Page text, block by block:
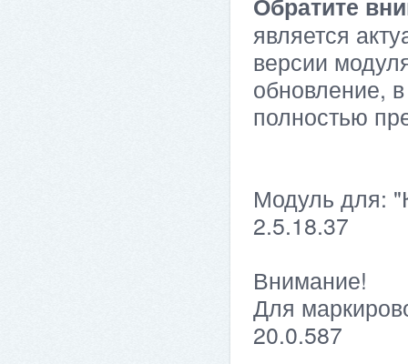
является
версии
обновление,
полностью
Модуль для:
2.5.18.37
Внимание!
Для
20.0.587